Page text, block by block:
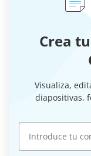
Crea
Visualiza,
diapositivas,